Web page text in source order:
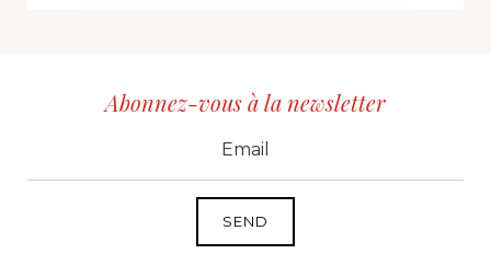
Abonnez-vous à la newsletter